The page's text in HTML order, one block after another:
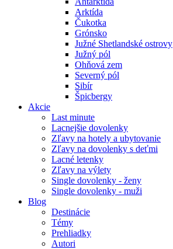
Arktída
Čukotka
Grónsko
Južné Shetlandské ostrovy
Južný pól
Ohňová zem
Severný pól
Sibír
Špicbergy
Akcie
Last minute
Lacnejšie dovolenky
Zľavy na hotely a ubytovanie
Zľavy na dovolenky s deťmi
Lacné letenky
Zľavy na výlety
Single dovolenky - ženy
Single dovolenky - muži
Blog
Destinácie
Témy
Prehliadky
Autori